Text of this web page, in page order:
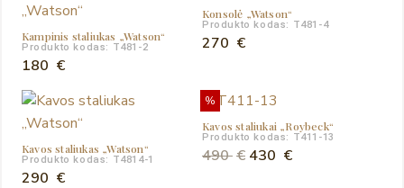
Kampinis staliukas „Watson“
Produkto kodas: T481-2
180 €
Konsolė „Watson“
Produkto kodas: T481-4
270 €
Kavos staliukas „Watson“
Produkto kodas: T4814-1
290 €
%
Kavos staliukai „Roybeck“
Produkto kodas: T411-13
490€ Original
430 €Current